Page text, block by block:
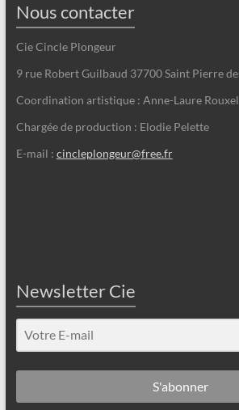
Nous contacter
Cie Cincle Plongeur
9 rue Robert Guilbaud 37700 Saint Pierre
Coordination artistique : Anne-Laure Rouxel
Chargée de production : Elodie Pelette
E-mail : cincleplongeur@free.fr
Newsletter Cie
S'abonner